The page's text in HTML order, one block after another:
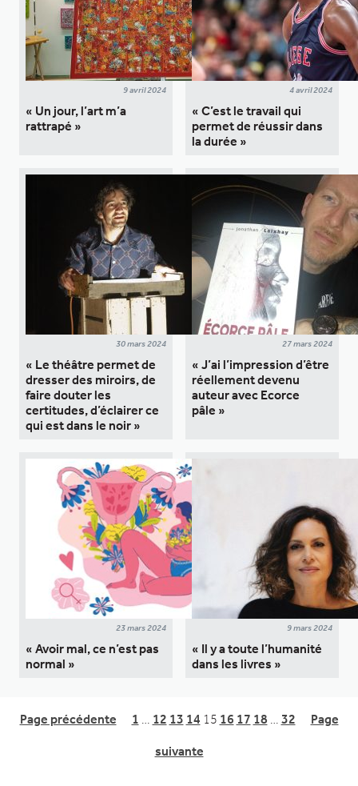
9 avril 2024
« Un jour, l’art m’a
rattrapé »
4 avril 2024
« C’est le travail qui
permet de réussir dans
la durée »
30 mars 2024
« Le théâtre permet de
dresser des miroirs, de
faire douter les
certitudes, d’éclairer ce
qui est dans le noir »
27 mars 2024
« J’ai l’impression d’être
réellement devenu
auteur avec Ecorce
pâle »
23 mars 2024
« Avoir mal, ce n’est pas
normal »
9 mars 2024
« Il y a toute l’humanité
dans les livres »
Page précédente 1 12 13 14 15 16 17 18 32 Page
suivante